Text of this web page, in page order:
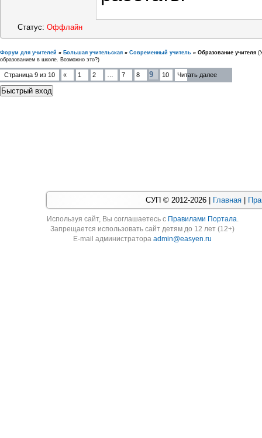
Статус: Оффлайн
Форум для учителей » Большая учительская » Современный учитель » Образование учителя
образованием в школе. Возможно это?)
Страница 9 из 10 « 1 2 7 8 9 10 Читать далее
СУП © 2012-2026 | Главная
Используя cайт, Вы соглашаетесь с Правилами Портала.
Запрещается использовать сайт детям до 12 лет (12+)
E-mail администратораadmin@easyen.ru